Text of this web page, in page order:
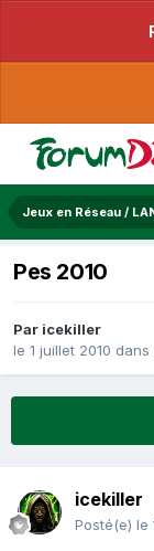
Jeux en Réseau /
Pes 2010
Par icekiller
le 1 juillet 2010 dans
icekiller
Posté(e) le